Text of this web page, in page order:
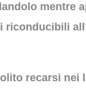
mentre
recarsi nei